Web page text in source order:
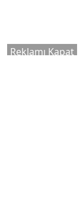
Reklamı Kapat